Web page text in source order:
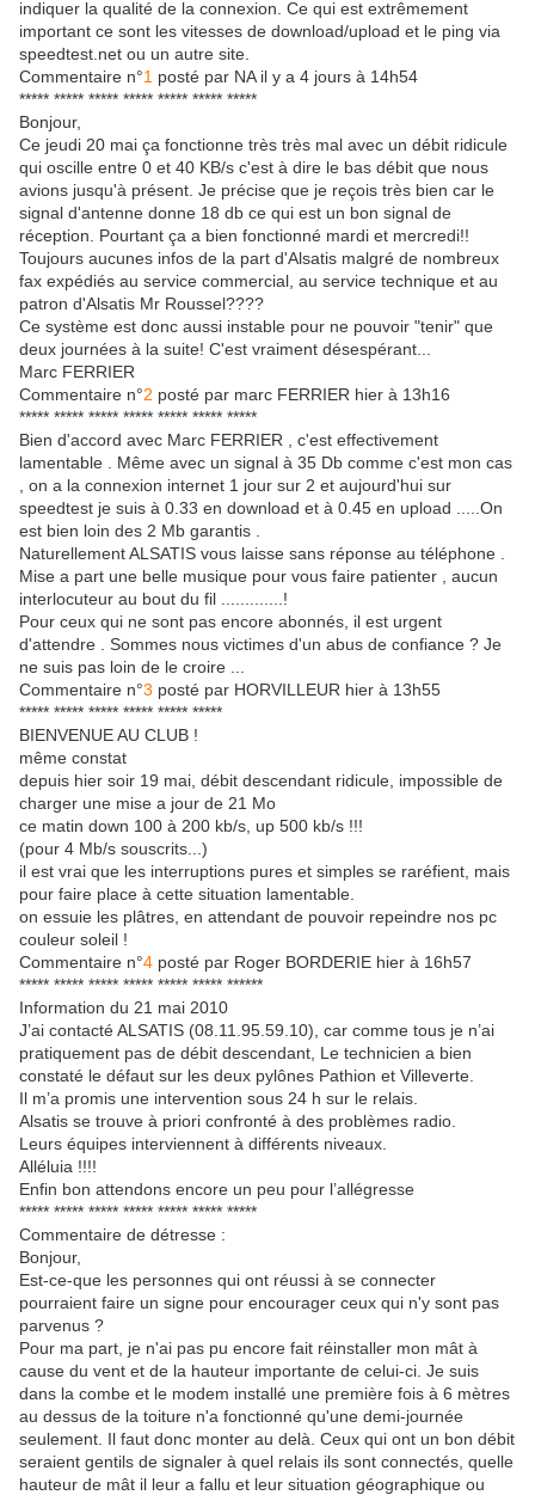
indiquer la qualité de la connexion. Ce qui est extrêmement
important ce sont les vitesses de download/upload et le ping via
speedtest.net ou un autre site.
Commentaire n°1 posté par NA il y a 4 jours à 14h54
***** ***** ***** ***** ***** ***** *****
Bonjour,
Ce jeudi 20 mai ça fonctionne très très mal avec un débit ridicule
qui oscille entre 0 et 40 KB/s c'est à dire le bas débit que nous
avions jusqu'à présent. Je précise que je reçois très bien car le
signal d'antenne donne 18 db ce qui est un bon signal de
réception. Pourtant ça a bien fonctionné mardi et mercredi!!
Toujours aucunes infos de la part d'Alsatis malgré de nombreux
fax expédiés au service commercial, au service technique et au
patron d'Alsatis Mr Roussel????
Ce système est donc aussi instable pour ne pouvoir "tenir" que
deux journées à la suite! C'est vraiment désespérant...
Marc FERRIER
Commentaire n°2 posté par marc FERRIER hier à 13h16
***** ***** ***** ***** ***** ***** *****
Bien d'accord avec Marc FERRIER , c'est effectivement
lamentable . Même avec un signal à 35 Db comme c'est mon cas
, on a la connexion internet 1 jour sur 2 et aujourd'hui sur
speedtest je suis à 0.33 en download et à 0.45 en upload .....On
est bien loin des 2 Mb garantis .
Naturellement ALSATIS vous laisse sans réponse au téléphone .
Mise a part une belle musique pour vous faire patienter , aucun
interlocuteur au bout du fil .............!
Pour ceux qui ne sont pas encore abonnés, il est urgent
d'attendre . Sommes nous victimes d'un abus de confiance ? Je
ne suis pas loin de le croire ...
Commentaire n°3 posté par HORVILLEUR hier à 13h55
***** ***** ***** ***** ***** *****
BIENVENUE AU CLUB !
même constat
depuis hier soir 19 mai, débit descendant ridicule, impossible de
charger une mise a jour de 21 Mo
ce matin down 100 à 200 kb/s, up 500 kb/s !!!
(pour 4 Mb/s souscrits...)
il est vrai que les interruptions pures et simples se raréfient, mais
pour faire place à cette situation lamentable.
on essuie les plâtres, en attendant de pouvoir repeindre nos pc
couleur soleil !
Commentaire n°4 posté par Roger BORDERIE hier à 16h57
***** ***** ***** ***** ***** ***** ******
Information du 21 mai 2010
J’ai contacté ALSATIS (08.11.95.59.10), car comme tous je n’ai
pratiquement pas de débit descendant, Le technicien a bien
constaté le défaut sur les deux pylônes Pathion et Villeverte.
Il m’a promis une intervention sous 24 h sur le relais.
Alsatis se trouve à priori confronté à des problèmes radio.
Leurs équipes interviennent à différents niveaux.
Alléluia !!!!
Enfin bon attendons encore un peu pour l’allégresse
***** ***** ***** ***** ***** ***** *****
Commentaire de détresse :
Bonjour,
Est-ce-que les personnes qui ont réussi à se connecter
pourraient faire un signe pour encourager ceux qui n'y sont pas
parvenus ?
Pour ma part, je n'ai pas pu encore fait réinstaller mon mât à
cause du vent et de la hauteur importante de celui-ci. Je suis
dans la combe et le modem installé une première fois à 6 mètres
au dessus de la toiture n'a fonctionné qu'une demi-journée
seulement. Il faut donc monter au delà. Ceux qui ont un bon débit
seraient gentils de signaler à quel relais ils sont connectés, quelle
hauteur de mât il leur a fallu et leur situation géographique ou